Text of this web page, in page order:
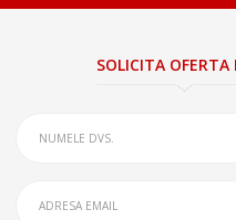
SOLICITA OFERTA